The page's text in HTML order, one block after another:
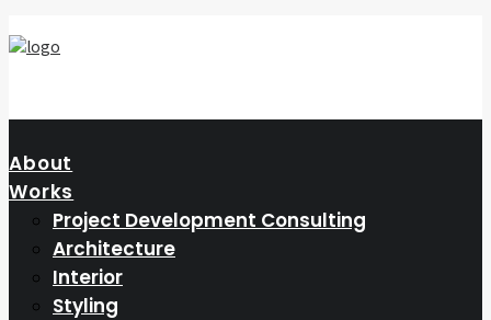
About
Works
Project Development Consulting
Architecture
Interior
Styling